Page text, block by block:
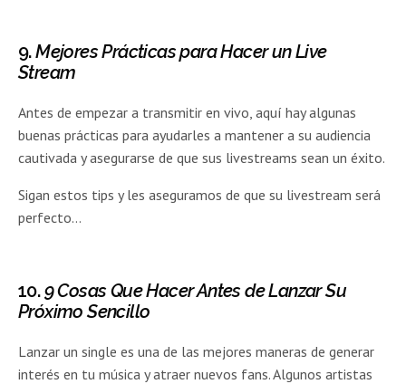
9.Mejores Prácticas para Hacer un Live
Stream
Antes de empezar a transmitir en vivo, aquí hay algunas
buenas prácticas para ayudarles a mantener a su audiencia
cautivada y asegurarse de que sus livestreams sean un éxito.
Sigan estos tips y les aseguramos de que su livestream será
perfecto…
10.9 Cosas Que Hacer Antes de Lanzar Su
Próximo Sencillo
Lanzar un single es una de las mejores maneras de generar
interés en tu música y atraer nuevos fans. Algunos artistas